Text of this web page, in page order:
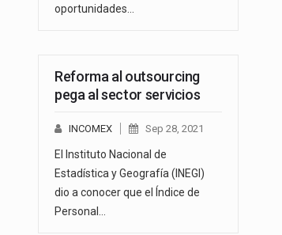
oportunidades…
Reforma al outsourcing
pega al sector servicios
INCOMEX Sep 28, 2021
El Instituto Nacional de
Estadística y Geografía (INEGI)
dio a conocer que el Índice de
Personal…